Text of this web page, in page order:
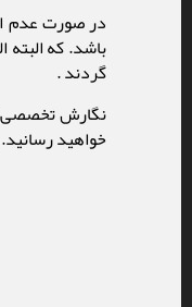
در صورت عدم
باشد. که البته
گردند .
نگارش تخصصی
خواهید